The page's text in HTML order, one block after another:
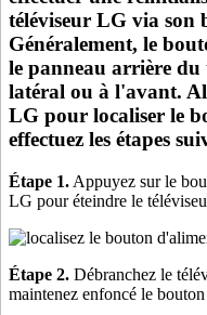
téléviseur LG via
Généralement, le
le panneau arrière du
latéral ou à l'avant.
LG pour localiser le
effectuez les étapes
Étape 1. Appuyez sur le
LG pour éteindre le
Étape 2. Débranchez le
maintenez enfoncé le bouton